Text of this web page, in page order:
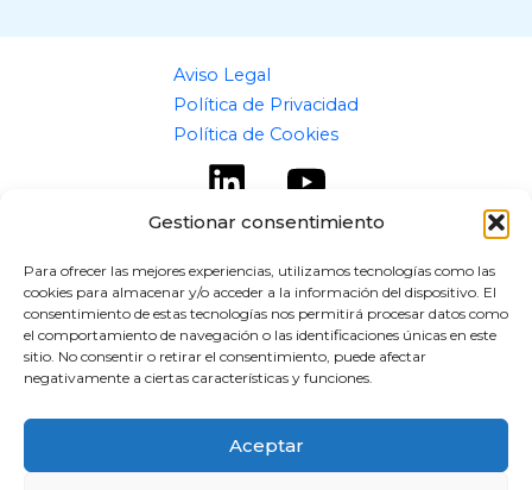
Gestionar consentimiento
Para ofrecer las mejores experiencias, utilizamos tecnologías como las
cookies para almacenar y/o acceder a la información del dispositivo. El
consentimiento de estas tecnologías nos permitirá procesar datos como
el comportamiento de navegación o las identificaciones únicas en este
sitio. No consentir o retirar el consentimiento, puede afectar
negativamente a ciertas características y funciones.
Aceptar
Aviso Legal
Política de Privacidad
Política de Cookies
Copyright © 2026 flipaz.es
Powered by flipaz.es